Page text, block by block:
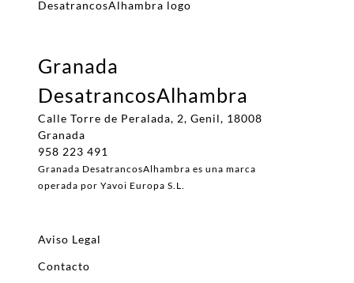
Granada
DesatrancosAlhambra
Calle Torre de Peralada, 2, Genil, 18008
Granada
958 223 491
Granada DesatrancosAlhambra es una marca
operada por Yavoi Europa S.L.
Aviso Legal
Contacto